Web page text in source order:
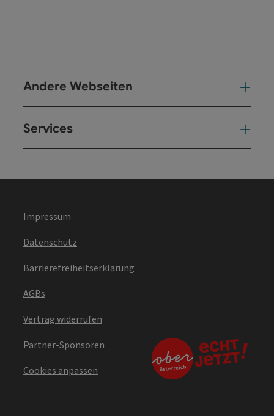
Andere Webseiten
Services
Impressum
Datenschutz
Barrierefreiheitserklärung
AGBs
Vertrag widerrufen
Partner-Sponsoren
Cookies anpassen